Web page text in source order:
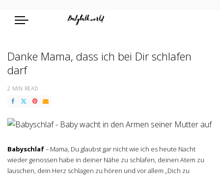
Danke Mama, dass ich bei Dir schlafen
darf
2 MIN READ
Babyschlaf– Mama, Du glaubst gar nicht wie ich es heute Nacht
wieder genossen habe in deiner Nähe zu schlafen, deinen Atem zu
lauschen, dein Herz schlagen zu hören und vor allem „Dich zu